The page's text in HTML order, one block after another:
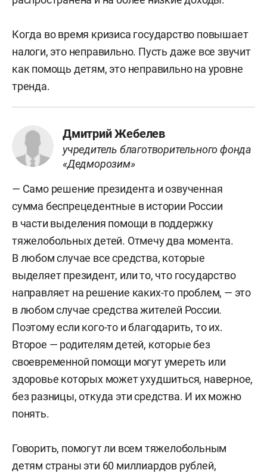
Когда во время кризиса государство повышает
налоги, это неправильно. Пусть даже все звучит
как помощь детям, это неправильно на уровне
тренда.
Дмитрий Жебелев
учредитель благотворительного фонда
«Дедморозим»
— Само решение президента и озвученная
сумма беспрецедентные в истории России
в части выделения помощи в поддержку
тяжелобольных детей. Отмечу два момента.
В любом случае все средства, которые
выделяет президент, или то, что государство
направляет на решение каких-то проблем, — это
в любом случае средства жителей России.
Поэтому если кого-то и благодарить, то их.
Второе — родителям детей, которые без
своевременной помощи могут умереть или
здоровье которых может ухудшиться, наверное,
без разницы, откуда эти средства. И их можно
понять.
Говорить, помогут ли всем тяжелобольным
детям страны эти 60 миллиардов рублей,